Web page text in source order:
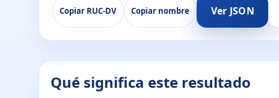
Copiar RUC-DV Copiar nombre Ver JSON
Qué significa este resultado